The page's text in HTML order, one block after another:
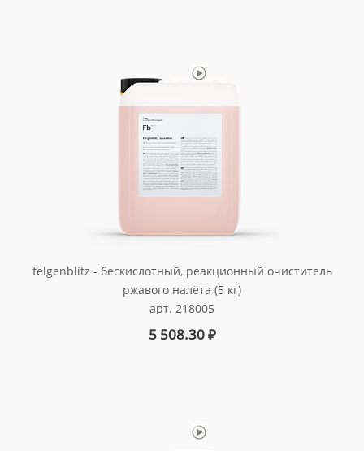
felgenblitz - бескислотный, реакционный очиститель
ржавого налёта (5 кг)
арт. 218005
5 508.30₽